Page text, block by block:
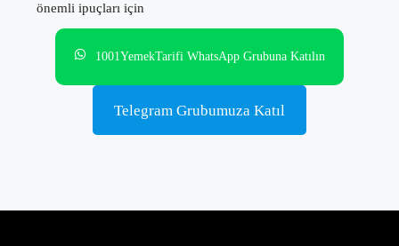
önemli ipuçları için
1001YemekTarifi WhatsApp Grubuna Katılın
Telegram Grubumuza Katıl